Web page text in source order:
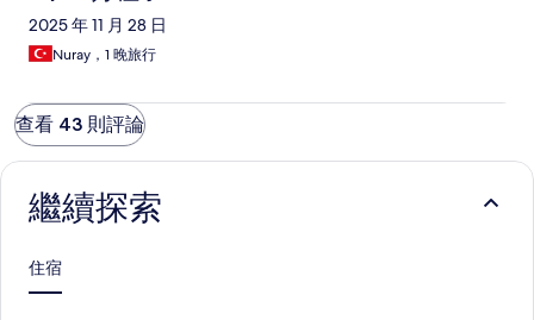
2025 年 11 月 28 日
Nuray，1 晚旅行
查看 43 則評論
繼續探索
住宿